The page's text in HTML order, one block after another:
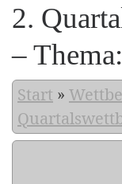
2.
–
Start »